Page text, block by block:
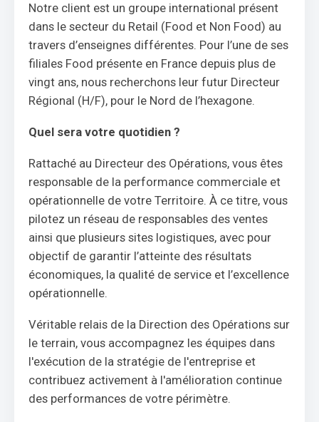
Notre client est un groupe international présent
dans le secteur du Retail (Food et Non Food) au
travers d’enseignes différentes. Pour l’une de ses
filiales Food présente en France depuis plus de
vingt ans, nous recherchons leur futur Directeur
Régional (H/F), pour le Nord de l’hexagone.
Quel sera votre quotidien ?
Rattaché au Directeur des Opérations, vous êtes
responsable de la performance commerciale et
opérationnelle de votre Territoire. À ce titre, vous
pilotez un réseau de responsables des ventes
ainsi que plusieurs sites logistiques, avec pour
objectif de garantir l’atteinte des résultats
économiques, la qualité de service et l’excellence
opérationnelle.
Véritable relais de la Direction des Opérations sur
le terrain, vous accompagnez les équipes dans
l'exécution de la stratégie de l'entreprise et
contribuez activement à l'amélioration continue
des performances de votre périmètre.